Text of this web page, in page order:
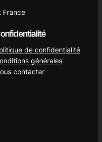
France
de confidentialité
générales
contacter